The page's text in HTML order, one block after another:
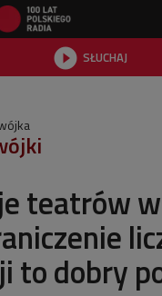
 SŁUCHAJ
teatrów
to dobry